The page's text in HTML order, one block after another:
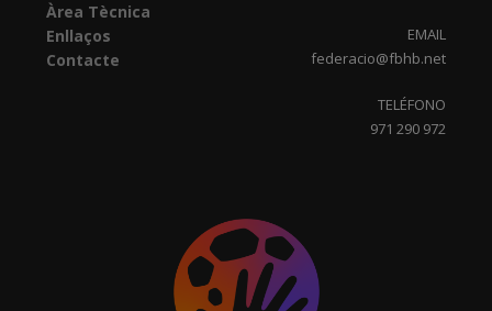
Àrea Tècnica
Enllaços
Contacte
EMAIL
federacio@fbhb.net
TELÉFONO
971 290 972